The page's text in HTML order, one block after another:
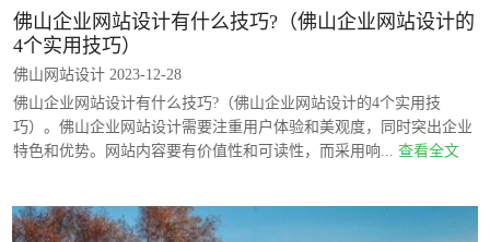
佛山企业网站设计有什么技巧?（佛山企业网站设计的
4个实用技巧）
佛山网站设计 2023-12-28
佛山企业网站设计有什么技巧?（佛山企业网站设计的4个实用技
巧）。佛山企业网站设计需要注重用户体验和美观度，同时突出企业
特色和优势。网站内容要有价值性和可读性，而采用响... 查看全文